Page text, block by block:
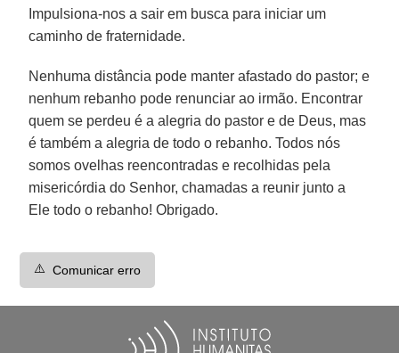
Impulsiona-nos a sair em busca para iniciar um
caminho de fraternidade.
Nenhuma distância pode manter afastado do pastor; e
nenhum rebanho pode renunciar ao irmão. Encontrar
quem se perdeu é a alegria do pastor e de Deus, mas
é também a alegria de todo o rebanho. Todos nós
somos ovelhas reencontradas e recolhidas pela
misericórdia do Senhor, chamadas a reunir junto a
Ele todo o rebanho! Obrigado.
⚠️ Comunicar erro